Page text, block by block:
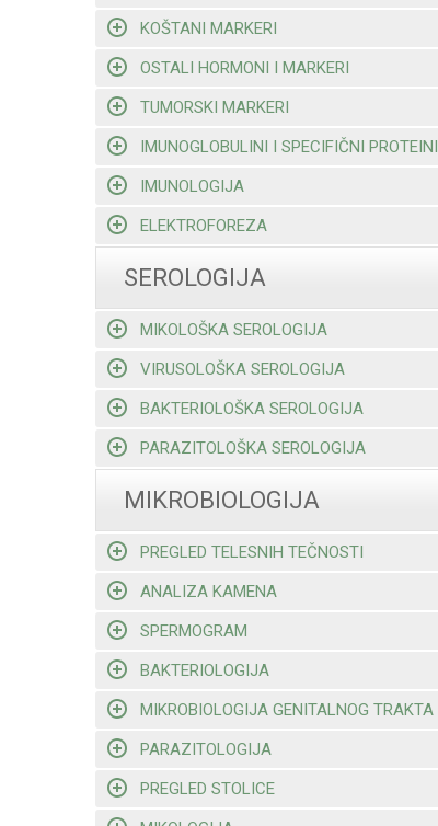
KOŠTANI MARKERI
OSTALI HORMONI I MARKERI
TUMORSKI MARKERI
IMUNOGLOBULINI I SPECIFIČNI PROTEINI
IMUNOLOGIJA
ELEKTROFOREZA
SEROLOGIJA
MIKOLOŠKA SEROLOGIJA
VIRUSOLOŠKA SEROLOGIJA
BAKTERIOLOŠKA SEROLOGIJA
PARAZITOLOŠKA SEROLOGIJA
MIKROBIOLOGIJA
PREGLED TELESNIH TEČNOSTI
ANALIZA KAMENA
SPERMOGRAM
BAKTERIOLOGIJA
MIKROBIOLOGIJA GENITALNOG TRAKTA
PARAZITOLOGIJA
PREGLED STOLICE